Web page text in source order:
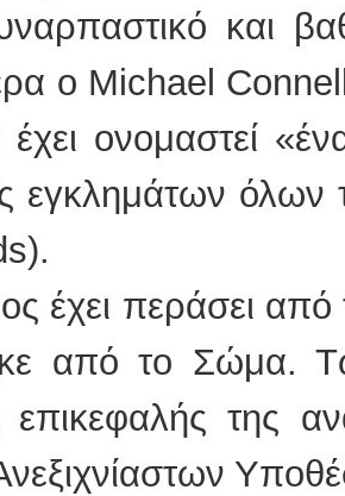
και
ο Michael
έχει ονομαστεί
εγκλημάτων
έχει περάσει
από το Σώμα.
της